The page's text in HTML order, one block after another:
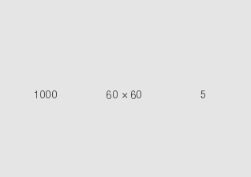
1000 60 × 60 5